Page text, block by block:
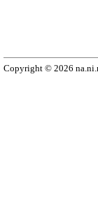
Copyright © 2026